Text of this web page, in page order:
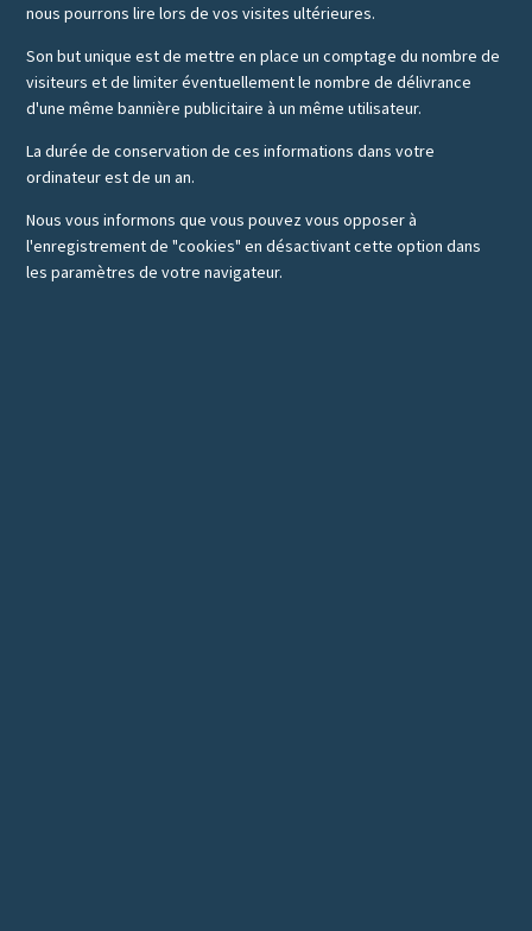
nous pourrons lire lors de vos visites ultérieures.
Son but unique est de mettre en place un comptage du nombre de
visiteurs et de limiter éventuellement le nombre de délivrance
d'une même bannière publicitaire à un même utilisateur.
La durée de conservation de ces informations dans votre
ordinateur est de un an.
Nous vous informons que vous pouvez vous opposer à
l'enregistrement de "cookies" en désactivant cette option dans
les paramètres de votre navigateur.